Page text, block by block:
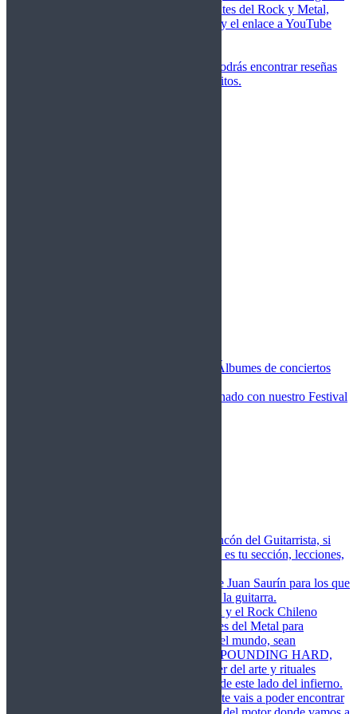
de las canciones más importantes del Rock y Metal,
junto a una breve descripción y el enlace a YouTube
En esta sección podrás encontrar reseñas
agrupadas de tus grupos favoritos.
Álbumes de conciertos
Todas lo relacionado con nuestro Festival
Este es el rincón del Guitarrista, si
amas las cuerdas de acero esta es tu sección, lecciones,
Consejos de Juan Saurín para los que
se inician en el aprendizaje de la guitarra.
El Metal y el Rock Chileno
levanta su Estandarte en Dioses del Metal para
Glorificar las Hordas del fin del mundo, sean
Bienvenidos y Bienvenidas a POUNDING HARD,
sección que manifiesta el poder del arte y rituales
oscuros de la música extrema de este lado del infierno.
Semanalmente vais a poder encontrar